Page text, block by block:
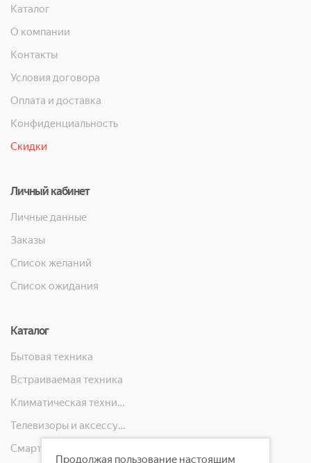
Каталог
О компании
Контакты
Условия договора
Оплата и доставка
Конфиденциальность
Скидки
Личный кабинет
Личные данные
Заказы
Список желаний
Список ожидания
Каталог
Бытовая техника
Встраиваемая техника
Климатическая техника
Телевизоры и аксессуары
Продолжая пользование настоящим